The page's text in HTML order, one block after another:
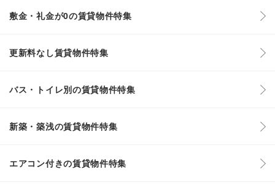
敷金・礼金が0の賃貸物件特集
更新料なし賃貸物件特集
バス・トイレ別の賃貸物件特集
新築・築浅の賃貸物件特集
エアコン付きの賃貸物件特集